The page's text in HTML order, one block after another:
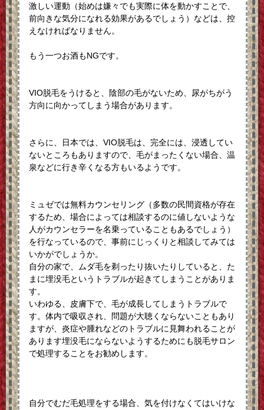
激しい運動（始めは嫌々でも実際に体を動かすことで、
前向きな気分になれる効果があるでしょう）などは、控
えなければなりません。
もう一つお酒もNGです。
VIO脱毛をうけると、陰部の毛がないため、尿がちがう
方向に向かってしまう場合があります。
さらに、日本では、VIO脱毛は、完全には、浸透してい
ないところもありますので、毛がまったくない場合、温
泉などに行き辛くなる方もいるようです。
ミュゼでは無料カウンセリング（多数の民間資格が存在
するため、場合によっては相談するのに値しないような
人がカウンセラーを名乗っていることもあるでしょう）
を行なっているので、事前にじっくりと相談してみては
いかがでしょうか。
自分の家で、ムダ毛を剃ったり抜いたりしていると、た
まに埋没毛というトラブルが起きてしまうことがありま
す。
いわゆる、皮膚下で、毛が成長してしまうトラブルで
す。体内で吸収され、問題が大聴くならないこともあり
ますが、炎症や腫れなどのトラブルに見舞われることが
あります埋没毛にならないようするためにも脱毛サロン
で処理することをお勧めします。
自分でむだ毛処理をする場合、気を付けなくてはいけな